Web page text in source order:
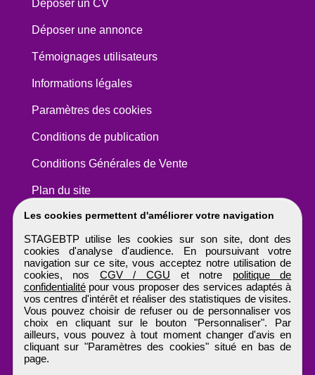
Les cookies permettent d'améliorer votre navigation
STAGEBTP utilise les cookies sur son site, dont des
cookies d'analyse d'audience. En poursuivant votre
navigation sur ce site, vous acceptez notre utilisation de
cookies, nos CGV / CGU et notre politique de
confidentialitépour vous proposer des services adaptés à
vos centres d'intérêt et réaliser des statistiques de visites.
Vous pouvez choisir de refuser ou de personnaliser vos
choix en cliquant sur le bouton "Personnaliser". Par
ailleurs, vous pouvez à tout moment changer d'avis en
cliquant sur "Paramètres des cookies" situé en bas de
page.
Déposer un CV
Déposer une annonce
Témoignages utilisateurs
Informations légales
Paramètres des cookies
Conditions de publication
Conditions Générales de Vente
Plan du site